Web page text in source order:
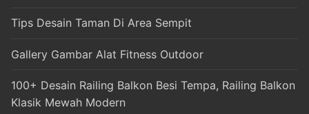
Tips Desain Taman Di Area Sempit
Gallery Gambar Alat Fitness Outdoor
100+ Desain Railing Balkon Besi Tempa, Railing Balkon
Klasik Mewah Modern